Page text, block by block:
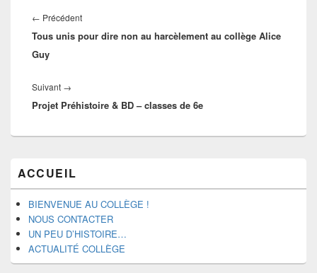
de
l’article
← PrécédentArticle
précédent :
Tous unis pour dire non au harcèlement au collège Alice
Guy
Suivant →
suivant :
Projet Préhistoire & BD – classes de 6e
principale
de
widget
pour
barre
latérale
ACCUEIL
BIENVENUE AU COLLÈGE !
NOUS CONTACTER
UN PEU D’HISTOIRE…
ACTUALITÉ COLLÈGE